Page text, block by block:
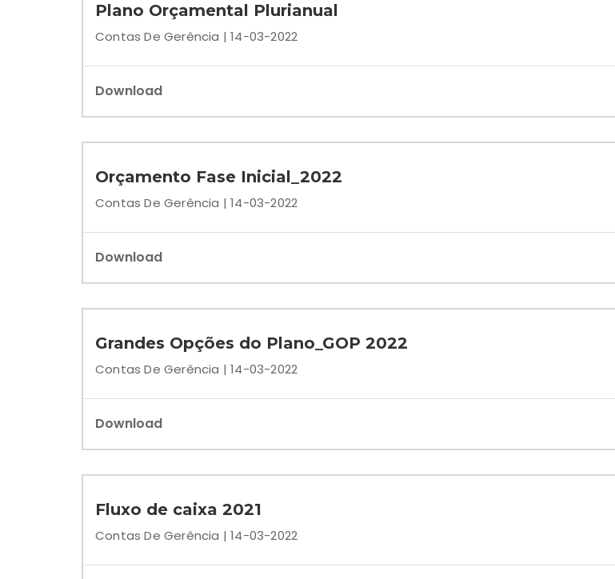
Plano Orçamental Plurianual
Contas De Gerência | 14-03-2022
Download
Orçamento Fase Inicial_2022
Contas De Gerência | 14-03-2022
Download
Grandes Opções do Plano_GOP 2022
Contas De Gerência | 14-03-2022
Download
Fluxo de caixa 2021
Contas De Gerência | 14-03-2022